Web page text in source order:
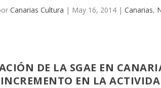
Canarias Cultura | May 16, 2014 |Canarias,
DE LA SGAE EN
EN LA